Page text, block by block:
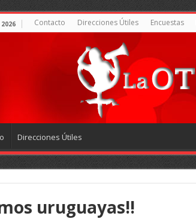
2026 Contacto Direcciones Útiles Encuestas
Direcciones Útiles
uruguayas!!